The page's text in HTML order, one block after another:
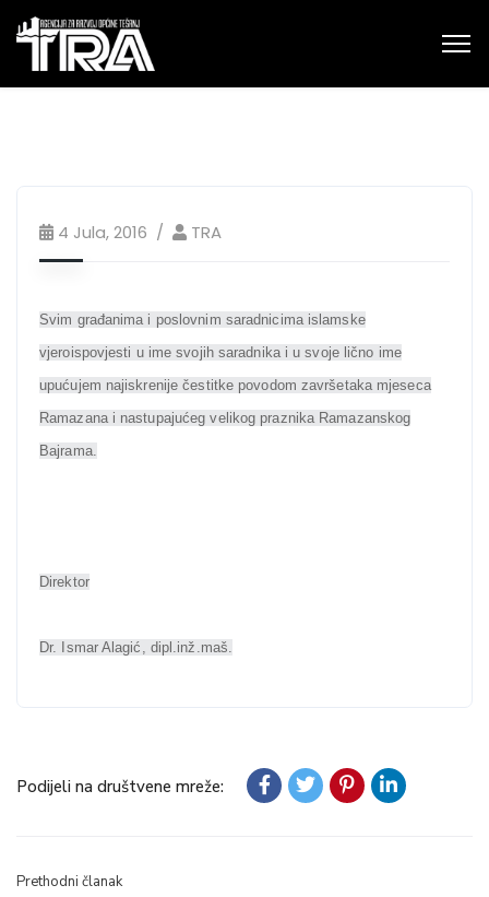
4 Jula, 2016 TRA
Svim građanima i poslovnim saradnicima islamske
vjeroispovjesti u ime svojih saradnika i u svoje lično ime
upućujem najiskrenije čestitke povodom završetaka mjeseca
Ramazana i nastupajućeg velikog praznika Ramazanskog
Bajrama.
Direktor
Dr. Ismar Alagić, dipl.inž.maš.
Podijeli na društvene mreže:
Prethodni članak